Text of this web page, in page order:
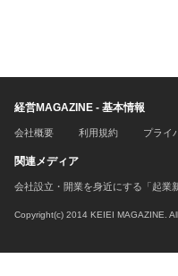
経営MAGAZINE - 基本情報
会社概要 利用規約 プライ
関連メディア
会社設立・開業を身近にする「起業
Copyright(c) 2014 KEIEI MAGAZINE.